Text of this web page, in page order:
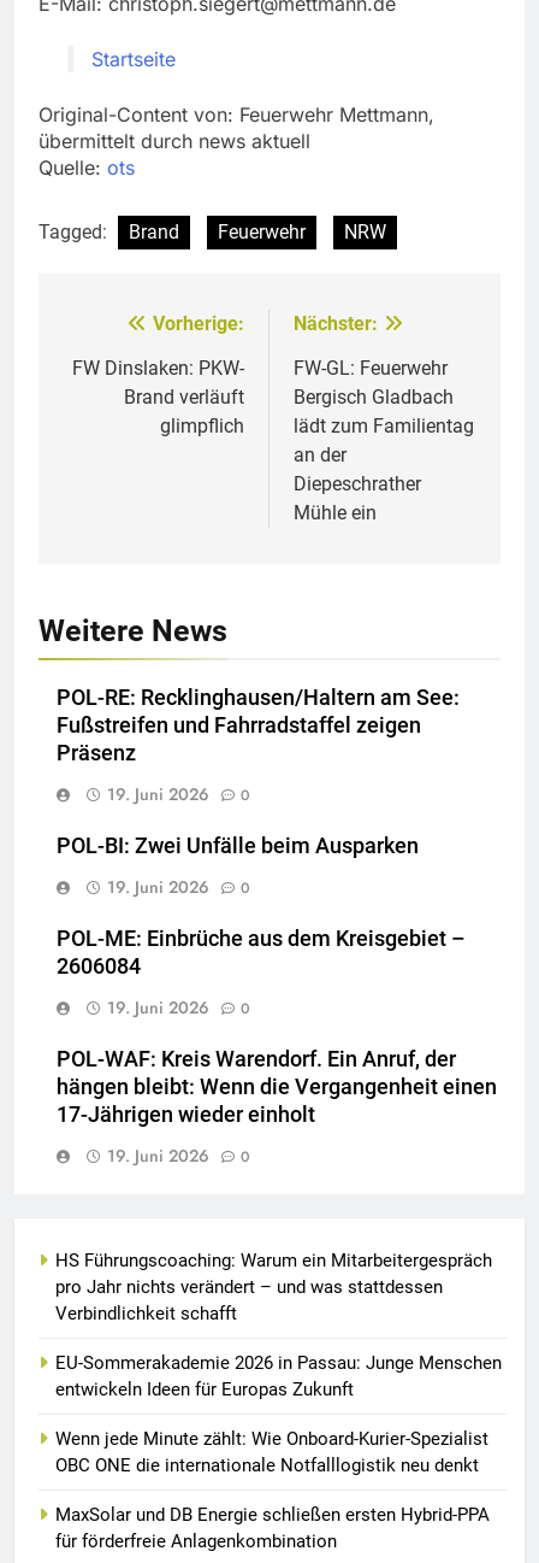
Startseite
Original-Content von: Feuerwehr Mettmann,
übermittelt durch news aktuell
Quelle: ots
Tagged: Brand Feuerwehr NRW
Beitragsnavigation
Vorherige:
FW Dinslaken: PKW-
Brand verläuft
glimpflich
Nächster:
FW-GL: Feuerwehr
Bergisch Gladbach
lädt zum Familientag
an der
Diepeschrather
Mühle ein
Weitere News
POL-RE: Recklinghausen/Haltern am See:
Fußstreifen und Fahrradstaffel zeigen
Präsenz
19. Juni 2026
0
POL-BI: Zwei Unfälle beim Ausparken
19. Juni 2026
0
POL-ME: Einbrüche aus dem Kreisgebiet –
2606084
19. Juni 2026
0
POL-WAF: Kreis Warendorf. Ein Anruf, der
hängen bleibt: Wenn die Vergangenheit einen
17-Jährigen wieder einholt
19. Juni 2026
0
HS Führungscoaching: Warum ein Mitarbeitergespräch
pro Jahr nichts verändert – und was stattdessen
Verbindlichkeit schafft
EU-Sommerakademie 2026 in Passau: Junge Menschen
entwickeln Ideen für Europas Zukunft
Wenn jede Minute zählt: Wie Onboard-Kurier-Spezialist
OBC ONE die internationale Notfalllogistik neu denkt
MaxSolar und DB Energie schließen ersten Hybrid-PPA
für förderfreie Anlagenkombination